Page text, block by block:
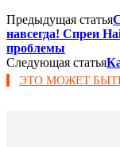
Предыдущая статья
навсегда! Спреи
проблемы
Следующая статья
ЭТО МОЖЕТ